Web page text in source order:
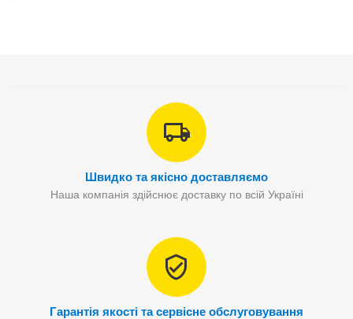
Швидко та якісно доставляємо
Наша компанія здійснює доставку по всій Україні
Гарантія якості та сервісне обслуговування